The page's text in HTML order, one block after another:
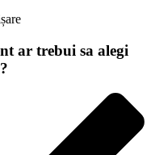
ar trebui sa alegi